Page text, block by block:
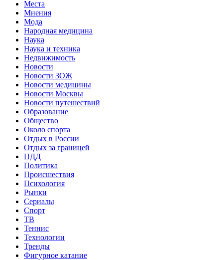
Места
Мнения
Мода
Народная медицина
Наука
Наука и техника
Недвижимость
Новости
Новости ЗОЖ
Новости медицины
Новости Москвы
Новости путешествий
Образование
Общество
Около спорта
Отдых в России
Отдых за границей
ПДД
Политика
Происшествия
Психология
Рынки
Сериалы
Спорт
ТВ
Теннис
Технологии
Тренды
Фигурное катание